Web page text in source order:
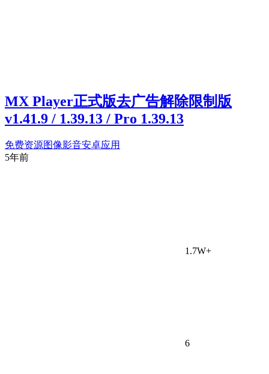
MX Player正式版去广告解除限制版
v1.41.9 / 1.39.13 / Pro 1.39.13
免费资源图像影音安卓应用
5年前
1.7W+
6